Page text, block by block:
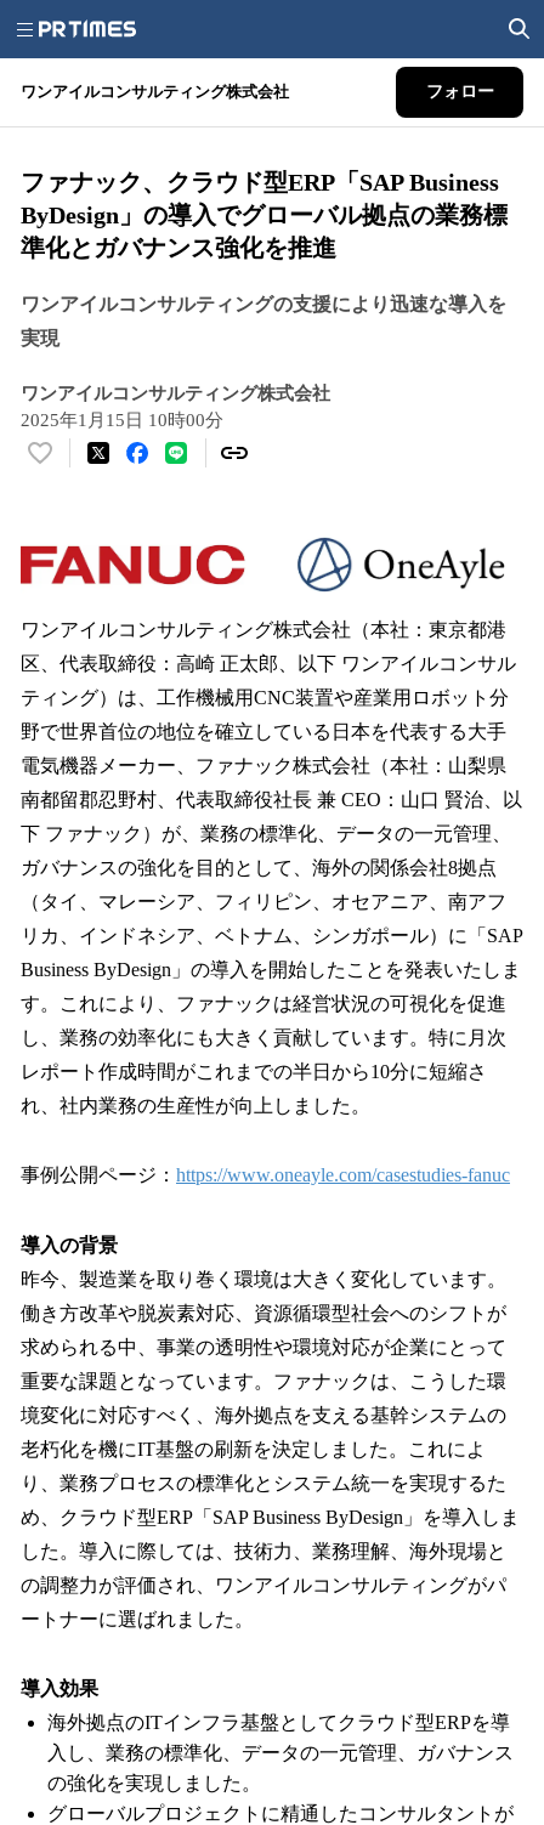
ワンアイルコンサルティング株式会社 フォロー
ファナック、クラウド型ERP「SAP Business
ByDesign」の導入でグローバル拠点の業務標
準化とガバナンス強化を推進
ワンアイルコンサルティングの支援により迅速な導入を
実現
ワンアイルコンサルティング株式会社
2025年1月15日 10時00分
い
！
数
み
込
み
で
す
ワンアイルコンサルティング株式会社（本社：東京都港
区、代表取締役：高崎 正太郎、以下 ワンアイルコンサル
ティング）は、工作機械用CNC装置や産業用ロボット分
野で世界首位の地位を確立している日本を代表する大手
電気機器メーカー、ファナック株式会社（本社：山梨県
南都留郡忍野村、代表取締役社長 兼 CEO：山口 賢治、以
下 ファナック）が、業務の標準化、データの一元管理、
ガバナンスの強化を目的として、海外の関係会社8拠点
（タイ、マレーシア、フィリピン、オセアニア、南アフ
リカ、インドネシア、ベトナム、シンガポール）に「SAP
Business ByDesign」の導入を開始したことを発表いたしま
す。これにより、ファナックは経営状況の可視化を促進
し、業務の効率化にも大きく貢献しています。特に月次
レポート作成時間がこれまでの半日から10分に短縮さ
れ、社内業務の生産性が向上しました。
事例公開ページ： https://www.oneayle.com/casestudies-fanuc
導入の背景
昨今、製造業を取り巻く環境は大きく変化しています。
働き方改革や脱炭素対応、資源循環型社会へのシフトが
求められる中、事業の透明性や環境対応が企業にとって
重要な課題となっています。ファナックは、こうした環
境変化に対応すべく、海外拠点を支える基幹システムの
老朽化を機にIT基盤の刷新を決定しました。これによ
り、業務プロセスの標準化とシステム統一を実現するた
め、クラウド型ERP「SAP Business ByDesign」を導入しま
した。導入に際しては、技術力、業務理解、海外現場と
の調整力が評価され、ワンアイルコンサルティングがパ
ートナーに選ばれました。
導入効果
海外拠点のITインフラ基盤としてクラウド型ERPを導
入し、業務の標準化、データの一元管理、ガバナンス
の強化を実現しました。
グローバルプロジェクトに精通したコンサルタントが